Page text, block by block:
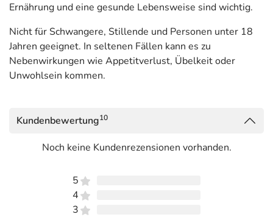
Ernährung und eine gesunde Lebensweise sind wichtig.
Nicht für Schwangere, Stillende und Personen unter 18
Jahren geeignet. In seltenen Fällen kann es zu
Nebenwirkungen wie Appetitverlust, Übelkeit oder
Unwohlsein kommen.
Kundenbewertung10
Noch keine Kundenrezensionen vorhanden.
5
4
3